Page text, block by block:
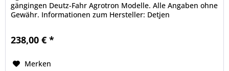
gängingen Deutz-Fahr Agrotron Modelle. Alle Angaben ohne
Gewähr. Informationen zum Hersteller: Detjen
238,00 € *
Merken